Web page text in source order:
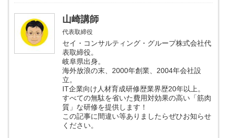
山崎講師
代表取締役
セイ・コンサルティング・グループ株式会社代
表取締役。
岐阜県出身。
海外放浪の末、2000年創業、2004年会社設
立。
IT企業向け人材育成研修歴業界歴20年以上。
すべての無駄を省いた費用対効果の高い「筋肉
質」な研修を提供します！
この記事に間違い等ありましたらぜひお知らせ
ください。